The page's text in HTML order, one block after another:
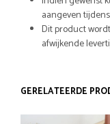
aangeven
Dit product
afwijkende
GERELATEERDE